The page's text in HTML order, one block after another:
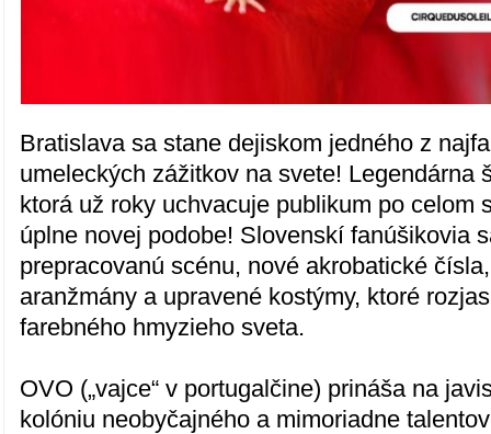
Bratislava sa stane dejiskom jedného z
umeleckých zážitkov na svete! Legendárna
ktorá už roky uchvacuje publikum po celom
úplne novej podobe! Slovenskí fanúšikovia
prepracovanú scénu, nové akrobatické
aranžmány a upravené kostýmy, ktoré
farebného hmyzieho sveta.
OVO („vajce“ v portugalčine) prináša na
kolóniu neobyčajného a mimoriadne